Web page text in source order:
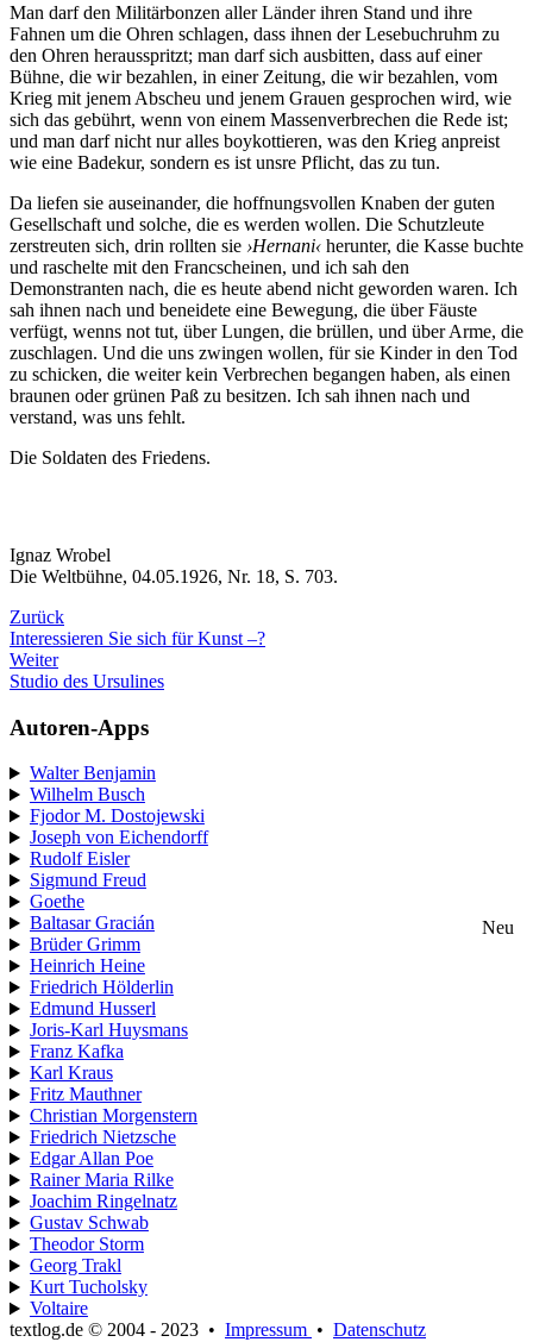
Man darf den Militärbonzen aller Länder ihren Stand und ihre
Fahnen um die Ohren schlagen, dass ihnen der Lesebuchruhm zu
den Ohren herausspritzt; man darf sich ausbitten, dass auf einer
Bühne, die wir bezahlen, in einer Zeitung, die wir bezahlen, vom
Krieg mit jenem Abscheu und jenem Grauen gesprochen wird, wie
sich das gebührt, wenn von einem Massenverbrechen die Rede ist;
und man darf nicht nur alles boykottieren, was den Krieg anpreist
wie eine Badekur, sondern es ist unsre Pflicht, das zu tun.
Da liefen sie auseinander, die hoffnungsvollen Knaben der guten
Gesellschaft und solche, die es werden wollen. Die Schutzleute
zerstreuten sich, drin rollten sie ›Hernani‹ herunter, die Kasse buchte
und raschelte mit den Francscheinen, und ich sah den
Demonstranten nach, die es heute abend nicht geworden waren. Ich
sah ihnen nach und beneidete eine Bewegung, die über Fäuste
verfügt, wenns not tut, über Lungen, die brüllen, und über Arme, die
zuschlagen. Und die uns zwingen wollen, für sie Kinder in den Tod
zu schicken, die weiter kein Verbrechen begangen haben, als einen
braunen oder grünen Paß zu besitzen. Ich sah ihnen nach und
verstand, was uns fehlt.
Die Soldaten des Friedens.
Ignaz Wrobel
Die Weltbühne, 04.05.1926, Nr. 18, S. 703.
Zurück
Interessieren Sie sich für Kunst –?
Weiter
Studio des Ursulines
Autoren-Apps
Walter Benjamin
Wilhelm Busch
Fjodor M. Dostojewski
Joseph von Eichendorff
Rudolf Eisler
Sigmund Freud
Goethe
Baltasar Gracián
Neu
Brüder Grimm
Heinrich Heine
Friedrich Hölderlin
Edmund Husserl
Joris-Karl Huysmans
Franz Kafka
Karl Kraus
Fritz Mauthner
Christian Morgenstern
Friedrich Nietzsche
Edgar Allan Poe
Rainer Maria Rilke
Joachim Ringelnatz
Gustav Schwab
Theodor Storm
Georg Trakl
Kurt Tucholsky
Voltaire
textlog.de © 2004 - 2023 • Impressum • Datenschutz